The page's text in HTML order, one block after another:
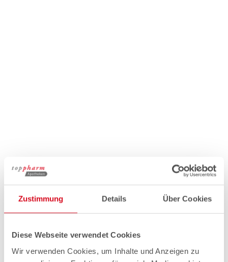
Zustimmung Details Über Cookies
Diese Webseite verwendet Cookies
Wir verwenden Cookies, um Inhalte und Anzeigen zu